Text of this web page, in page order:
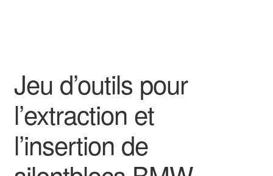
Jeu d’outils pour
l’extraction et
l’insertion de